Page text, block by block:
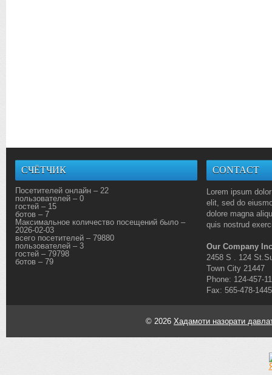
СЧЁТЧИК
Посетителей онлайн – 22
пользователей – 0
гостей – 15
ботов – 7
Максимальное количество посещений было –
2026-02-03
всего посетителей – 79880
пользователей – 3
гостей – 79798
ботов – 79
CONTACT
Lorem ipsum
elit, sed do
dolore magna
quis nostrud
Our Company
2458 S . 124
Town City 21447
Phone: 124-457-
Fax: 565-478-1445
© 2026 Хадамоти назорати